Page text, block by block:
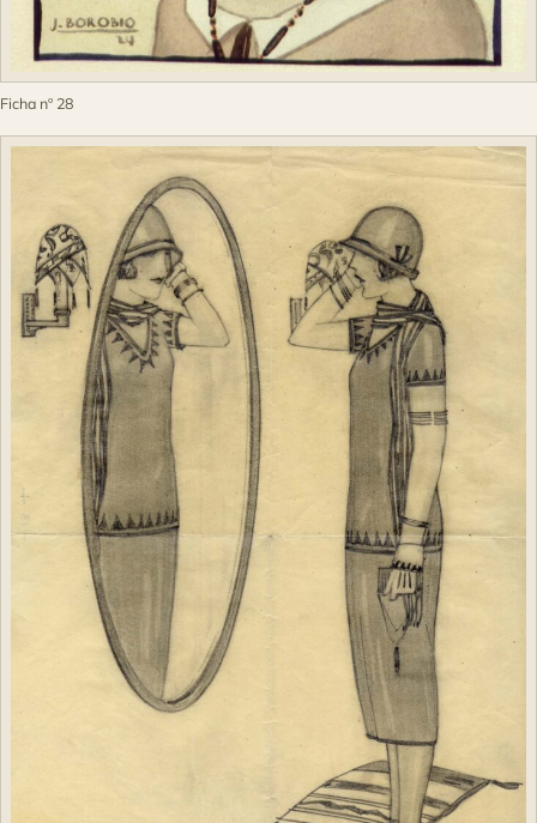
Ficha nº 28